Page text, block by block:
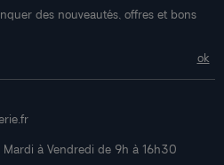
des nouveautés, offres et bons
à Vendredi de 9h à 16h30